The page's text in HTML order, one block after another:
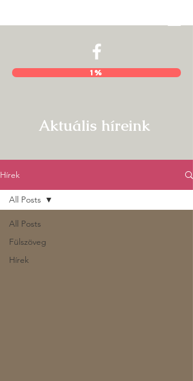
1%
Aktuális híreink
Hírek
All Posts
Fülszöveg
Hírek
All Posts